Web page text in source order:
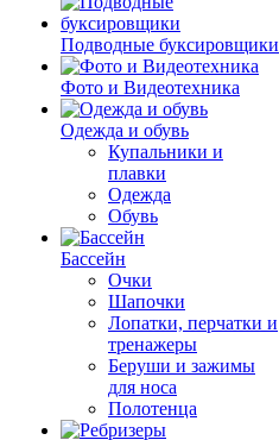
Подводные буксировщики
Фото и Видеотехника
Одежда и обувь
Купальники и
плавки
Одежда
Обувь
Бассейн
Очки
Шапочки
Лопатки, перчатки и
тренажеры
Беруши и зажимы
для носа
Полотенца